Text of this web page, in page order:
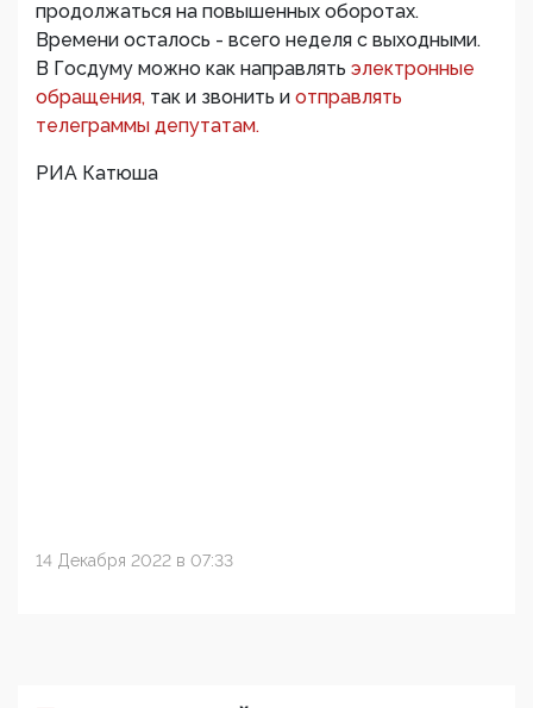
продолжаться на повышенных оборотах.
Времени осталось - всего неделя с выходными.
В Госдуму можно как направлять электронные
обращения, так и звонить и отправлять
телеграммы депутатам.
РИА Катюша
14 Декабря 2022 в 07:33